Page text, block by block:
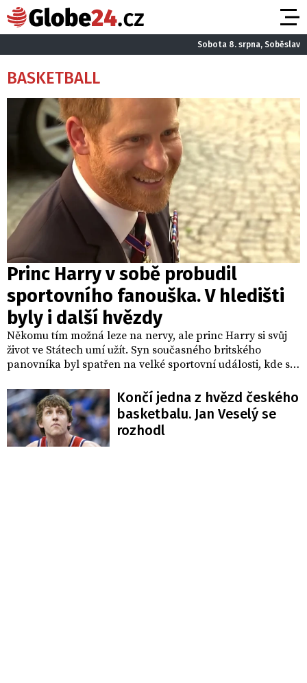
Sobota 8. srpna, Soběslav
BASKETBALL
Princ Harry v sobě probudil
sportovního fanouška. V hledišti
byly i další hvězdy
Někomu tím možná leze na nervy, ale princ Harry si svůj
život ve Státech umí užít. Syn současného britského
panovníka byl spatřen na velké sportovní události, kde se
Končí jedna z hvězd českého
basketbalu. Jan Veselý se
rozhodl